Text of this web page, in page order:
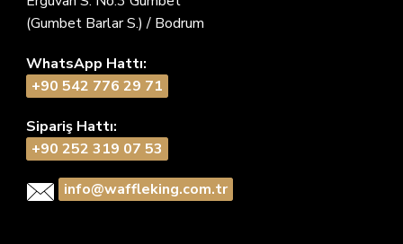
(Gumbet Barlar S.) / Bodrum
WhatsApp Hattı:
+90 542 776 29 71
Sipariş Hattı:
+90 252 319 07 53
info@waffleking.com.tr